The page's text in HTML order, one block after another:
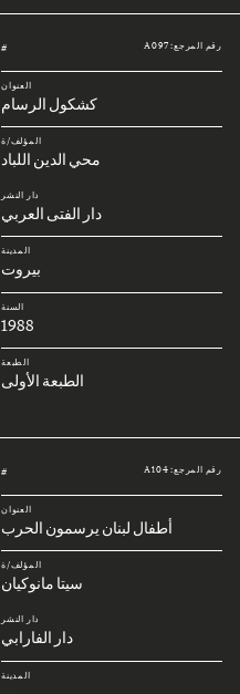
رقم المرجع: A097 #
العنوان
كشكول الرسام
المؤلف/ة
محي الدين اللباد
دار النشر
دار الفتى العربي
المدينة
بيروت
السنة
1988
الطبعة
الطبعة الأولى
رقم المرجع: A104 #
العنوان
أطفال لبنان يرسمون الحرب
المؤلف/ة
سيتا مانوكيان
دار النشر
دار الفارابي
المدينة